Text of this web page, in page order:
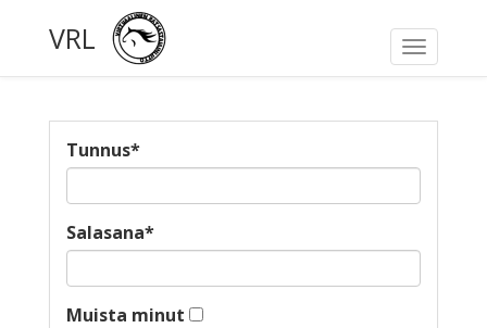
Toggle
VRL
Tunnus*
Salasana*
Muista minut